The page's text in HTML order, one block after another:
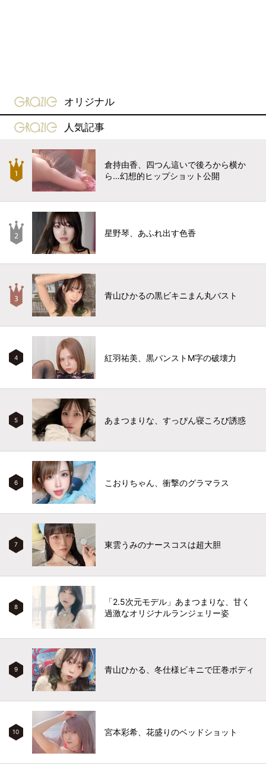
gravure-grazie
オリジナル
gravure-grazie
人気記事
倉持由香、四つん這いで後ろから横か
ら…幻想的ヒップショット公開
星野琴、あふれ出す色香
青山ひかるの黒ビキニまん丸バスト
4 紅羽祐美、黒パンストM字の破壊力
5 あまつまりな、すっぴん寝ころび誘惑
6 こおりちゃん、衝撃のグラマラス
7 東雲うみのナースコスは超大胆
8
「2.5次元モデル」あまつまりな、甘く
過激なオリジナルランジェリー姿
9 青山ひかる、冬仕様ビキニで圧巻ボディ
10 宮本彩希、花盛りのベッドショット